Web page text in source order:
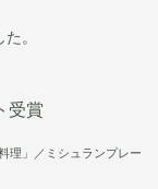
。
受賞
理」／ミシュランプレー